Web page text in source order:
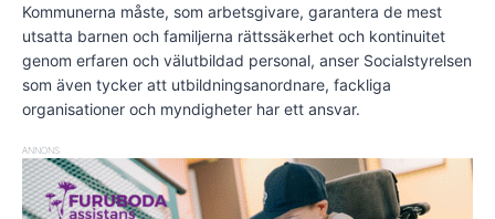
Kommunerna måste, som arbetsgivare, garantera de mest
utsatta barnen och familjerna rättssäkerhet och kontinuitet
genom erfaren och välutbildad personal, anser Socialstyrelsen
som även tycker att utbildningsanordnare, fackliga
organisationer och myndigheter har ett ansvar.
ANNONS